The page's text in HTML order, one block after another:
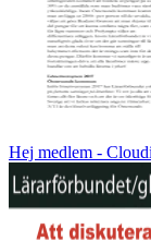
Hej medlem -